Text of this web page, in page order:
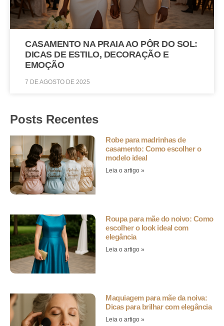
CASAMENTO NA PRAIA AO PÔR DO SOL:
DICAS DE ESTILO, DECORAÇÃO E
EMOÇÃO
7 DE AGOSTO DE 2025
Posts Recentes
Robe para madrinhas de
casamento: Como escolher o
modelo ideal
Leia o artigo »
Roupa para mãe do noivo: Como
escolher o look ideal com
elegância
Leia o artigo »
Maquiagem para mãe da noiva:
Dicas para brilhar com elegância
Leia o artigo »